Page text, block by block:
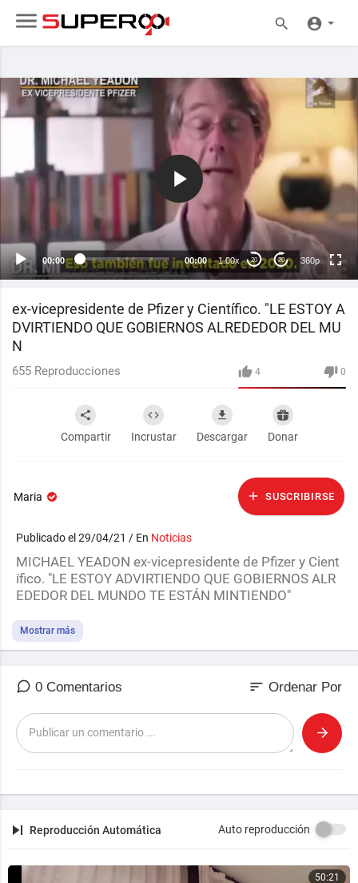
00:00 00:00 1.00x 20 20 360p
360p
auto
ex-vicepresidente de Pfizer y Científico. "LE ESTOY A
DVIRTIENDO QUE GOBIERNOS ALREDEDOR DEL MU
N
4 0
655 Reproducciones
Compartir Incrustar Descargar Donar
Maria SUSCRIBIRSE
Publicado el 29/04/21 / En Noticias
⁣⁣MICHAEL YEADON ex-vicepresidente de Pfizer y Cient
ífico. "LE ESTOY ADVIRTIENDO QUE GOBIERNOS ALR
EDEDOR DEL MUNDO TE ESTÁN MINTIENDO"
Mostrar más
0 Comentarios sort Ordenar Por
Reproducción Automática Auto reproducción
50:21